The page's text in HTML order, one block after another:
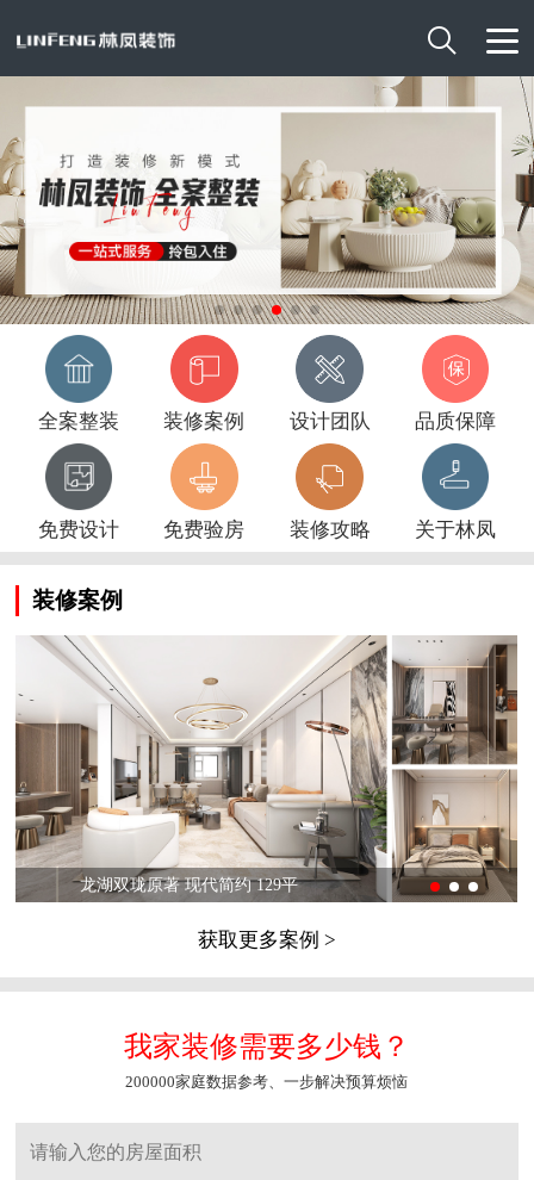

全案整装 装修案例 设计团队 品质保障
免费设计 免费验房 装修攻略 关于林凤
装修案例
龙湖双珑原著 现代简约 129平
获取更多案例 >
我家装修需要多少钱？
200000家庭数据参考、一步解决预算烦恼